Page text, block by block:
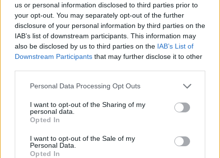
us or personal information disclosed to third parties prior to
your opt-out. You may separately opt-out of the further
disclosure of your personal information by third parties on the
IAB’s list of downstream participants. This information may
also be disclosed by us to third parties on the IAB’s List of
Downstream Participants that may further disclose it to other
Personal Data Processing Opt Outs
I want to opt-out of the Sharing of my
personal data.
Opted In
I want to opt-out of the Sale of my
Personal Data.
Opted In
Riconoscere i talenti, valorizzare i giovani, metterli insieme in un
gioco di squadra e dare loro una visione comune è quello che ci
permette di affrontare ogni giorno sfide ingegneristiche e
raggiungere obiettivi che mai nessuno prima avrebbe potuto
immaginare” ha dichiarato Pietro Salini, amministratore delegato
di Webuild. “E’ quello che ci ha ispirato negli ultimi anni, con
progetti come il Canale di Panama, i Ponti sul Bosforo, Ponte
ha permesso proprio in questi giorni di raggiungere un nuovo
traguardo con l’integrazione di Astaldi. E’ quello che crediamo
occorra sempre più al nostro Paese: un grande lavoro di
squadra e giovani di cui essere tutti orgogliosi per dare lustro